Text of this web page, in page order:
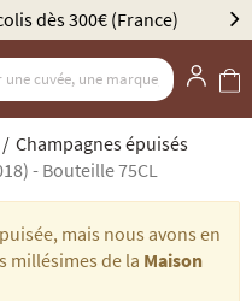
Élu Meilleur Caviste
Champagnes épuisés
- Bouteille 75CL
mais nous avons en
millésimes de la Maison